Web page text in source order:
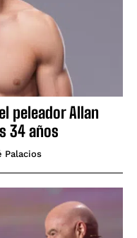
peleador Allan
34 años
Palacios